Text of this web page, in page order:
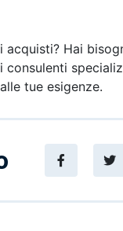
Hai
tue esigenze.